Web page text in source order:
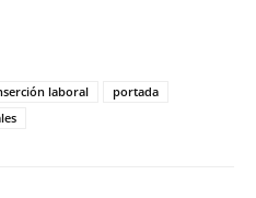
laboral
portada